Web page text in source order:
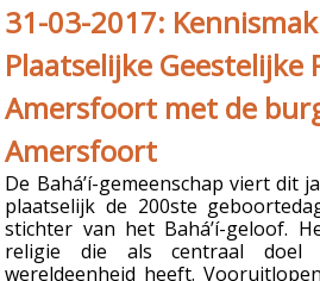
31-03-2017:
Plaatselijke Geestelijke
Amersfoort met de
Amersfoort
De Bahá’í-gemeenschap viert dit
plaatselijk de 200ste
stichter van het Bahá’í-geloof.
religie die als centraal doel
wereldeenheid heeft.